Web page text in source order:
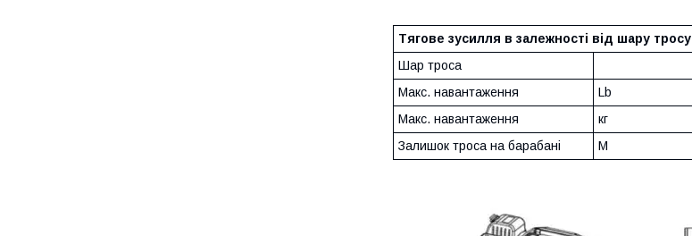
Тягове зусилля в залежності від шару тросу
Шар троса
Макс. навантаження
Lb
Макс. навантаження
кг
Залишок троса на барабані
M